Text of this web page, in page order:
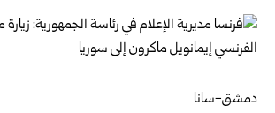
دمشق-سانا